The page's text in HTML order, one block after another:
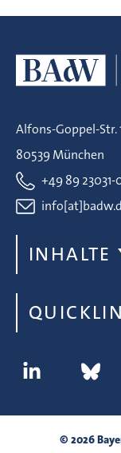
Alfons-Goppel-Str.
80539 München
+49 89 23031-
INHALTE
© 2026